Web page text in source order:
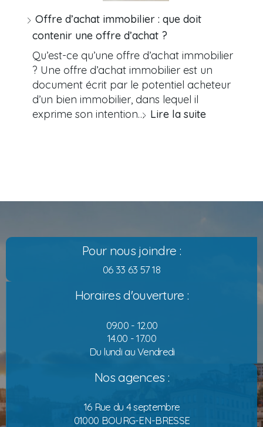
Offre d’achat immobilier : que doit
contenir une offre d’achat ?
Qu’est-ce qu’une offre d’achat immobilier
? Une offre d’achat immobilier est un
document écrit par le potentiel acheteur
d’un bien immobilier, dans lequel il
exprime son intention… Lire la suite
Pour nous joindre :
06 33 63 57 18
Horaires d'ouverture :
09.00 - 12.00
14.00 - 17.00
Du lundi au Vendredi
Nos agences :
16 Rue du 4 septembre
01000 BOURG-EN-BRESSE